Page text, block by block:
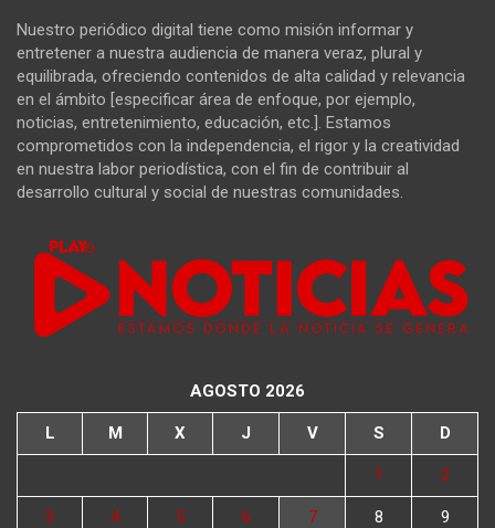
Nuestro periódico digital tiene como misión informar y
entretener a nuestra audiencia de manera veraz, plural y
equilibrada, ofreciendo contenidos de alta calidad y relevancia
en el ámbito [especificar área de enfoque, por ejemplo,
noticias, entretenimiento, educación, etc.]. Estamos
comprometidos con la independencia, el rigor y la creatividad
en nuestra labor periodística, con el fin de contribuir al
desarrollo cultural y social de nuestras comunidades.
AGOSTO 2026
L M X J V S D
1 2
3 4 5 6 7 8 9